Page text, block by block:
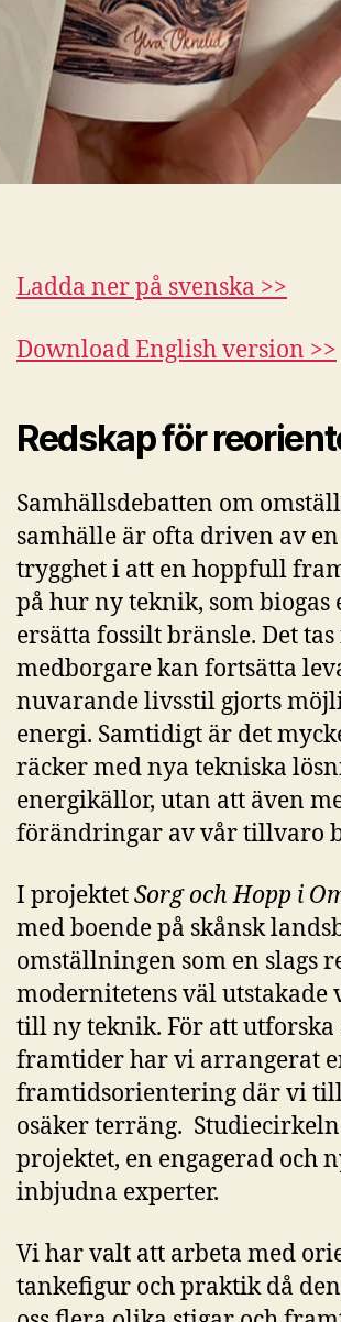
Ladda ner på svenska >>
Download English version >>
Redskap för
Samhällsdebatten om
samhälle är ofta driven av
trygghet i att en hoppfull
på hur ny teknik, som
ersätta fossilt bränsle. Det
medborgare kan fortsätta
nuvarande livsstil gjorts
energi. Samtidigt är det
räcker med nya tekniska
energikällor, utan att även
förändringar av vår tillvaro
I projektetSorg och Hopp i
med boende på skånsk
omställningen som en slags
modernitetens väl utstakade
till ny teknik. För att
framtider har vi arrangerat
framtidsorientering där vi
osäker terräng.
projektet, en engagerad och
inbjudna experter.
Vi har valt att arbeta med
tankefigur och praktik då